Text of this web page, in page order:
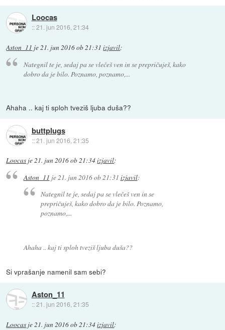
Loocas
::21. jun 2016, 21:34
Aston_11 je21. jun 2016 ob 21:31 izjavil:
Nategnil te je, sedaj pa se vlečeš ven in se prepričuješ, kako
dobro da je bilo. Poznamo, poznamo,...
Ahaha .. kaj ti sploh tveziš ljuba duša??
buttplugs
::21. jun 2016, 21:35
Loocas je21. jun 2016 ob 21:34izjavil:
Aston_11 je21. jun 2016 ob 21:31 izjavil:
Nategnil te je, sedaj pa se vlečeš ven in se
prepričuješ, kako dobro da je bilo. Poznamo,
poznamo,...
Ahaha .. kaj ti sploh tveziš ljuba duša??
Si vprašanje namenil sam sebi?
Aston_11
::21. jun 2016, 21:35
Loocas je21. jun 2016 ob 21:34izjavil: